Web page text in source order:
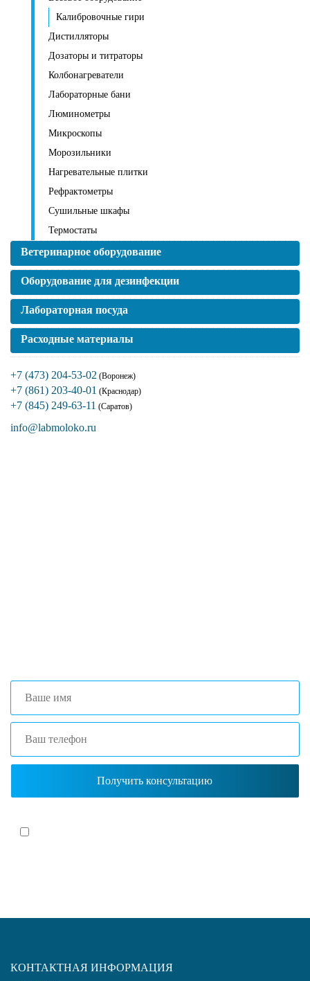
Калибровочные гири
Дистилляторы
Дозаторы и титраторы
Колбонагреватели
Лабораторные бани
Люминометры
Микроскопы
Морозильники
Нагревательные плитки
Рефрактометры
Сушильные шкафы
Термостаты
Ветеринарное оборудование
Оборудование для дезинфекции
Лабораторная посуда
Расходные материалы
+7 (473) 204-53-02 (Воронеж)
+7 (861) 203-40-01 (Краснодар)
+7 (845) 249-63-11 (Саратов)
info@labmoloko.ru
КОНТАКТНАЯ ИНФОРМАЦИЯ